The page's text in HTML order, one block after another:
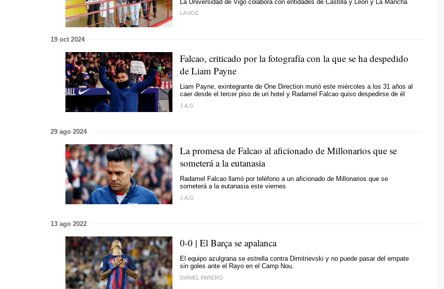
La Universidad de Vigo colabora con entidades de Castilla y León y La Mancha
LA VOZ
19 oct 2024
Falcao, criticado por la fotografía con la que se ha despedido
de Liam Payne
Liam Payne, exintegrante de One Direction murió este miércoles a los 31 años al
caer desde el tercer piso de un hotel y Radamel Falcao quiso despedirse de él
J.A.G
29 ago 2024
La promesa de Falcao al aficionado de Millonarios que se
someterá a la eutanasia
Radamel Falcao llamó por teléfono a un aficionado de Millonarios que se
someterá a la eutanasia este viernes
J.A.G
13 ago 2022
0-0 | El Barça se apalanca
El equipo azulgrana se estrella contra Dimitrievski y no puede pasar del empate
sin goles ante el Rayo en el Camp Nou.
DANIEL PARERO